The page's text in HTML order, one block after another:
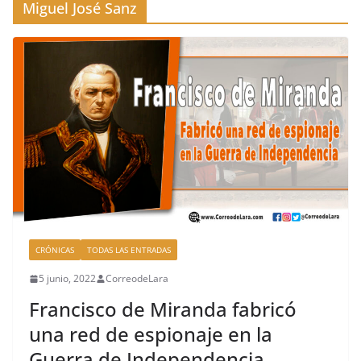
Miguel José Sanz
CRÓNICAS TODAS LAS ENTRADAS
5 junio, 2022 CorreodeLara
Francisco de Miranda fabricó
una red de espionaje en la